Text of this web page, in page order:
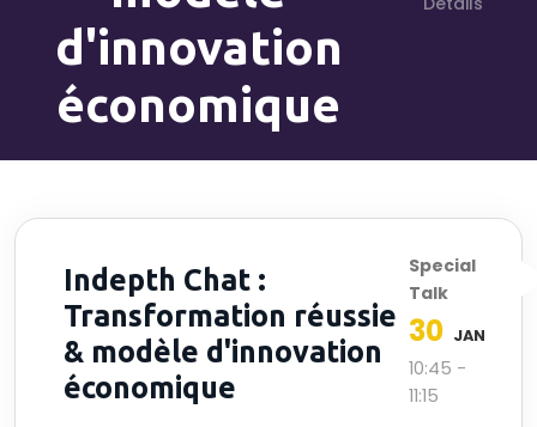
d'innovation
économique
Indepth Chat :
Transformation réussie
& modèle d'innovation
économique
Special
Talk
30 JAN
10:45 -
11:15